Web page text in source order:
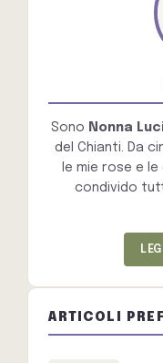
Sono Nonna
del Chianti. Da
le mie rose e
condivido
ARTICOLI